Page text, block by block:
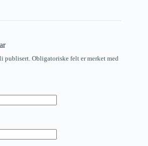
publisert. Obligatoriske felt er merket med